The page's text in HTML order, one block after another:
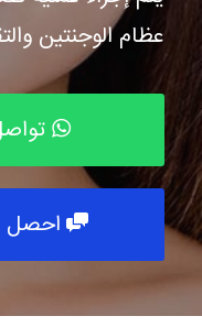
عظام الوجنتين
احصل